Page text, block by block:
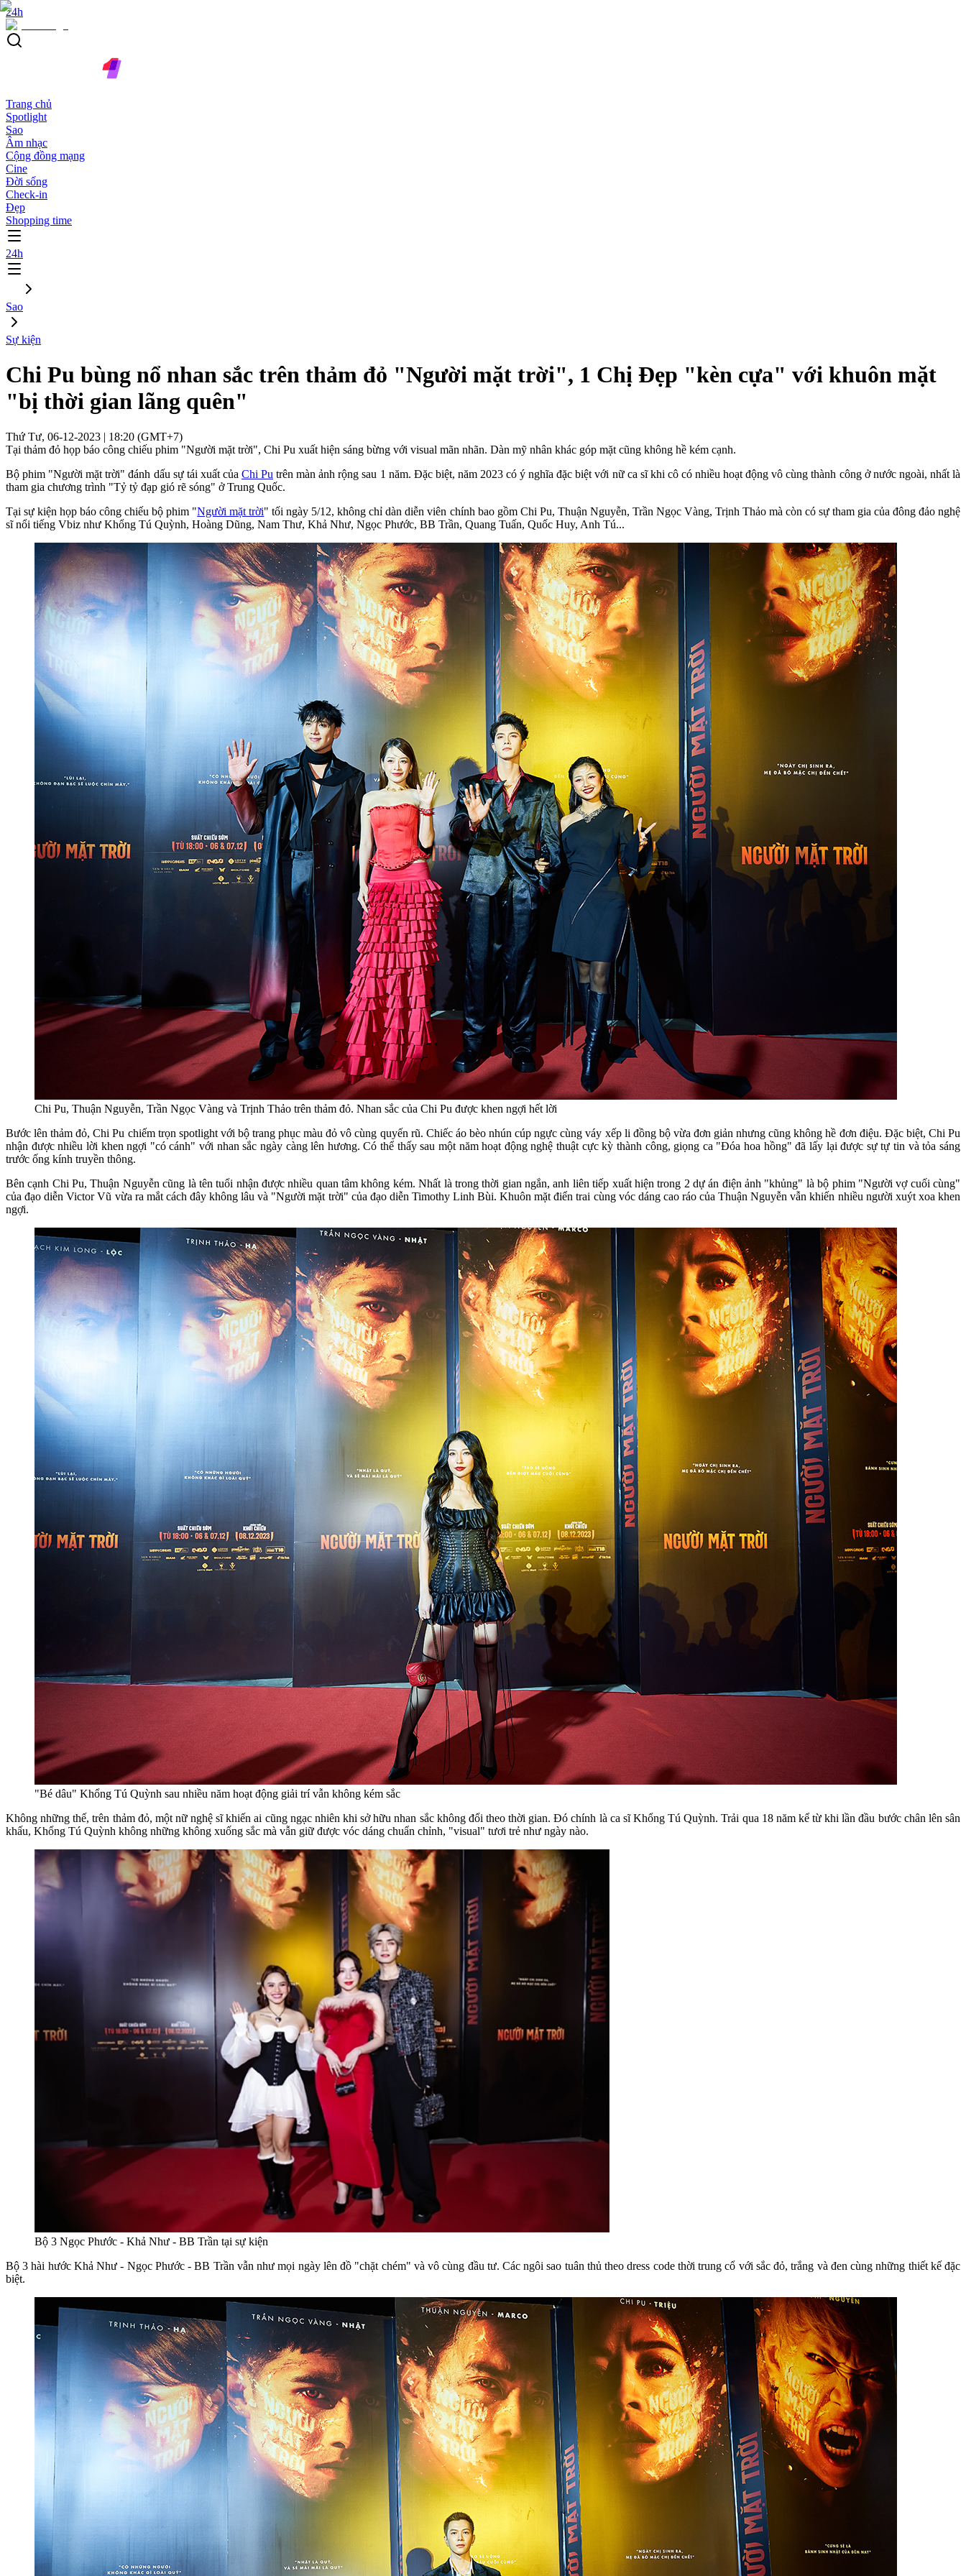
24h
Trang chủ
Spotlight
Sao
Âm nhạc
Cộng đồng mạng
Cine
Đời sống
Check-in
Đẹp
Shopping time
24h
Sao
Sự kiện
Chi Pu bùng nổ nhan sắc trên thảm đỏ "Người mặt trời", 1 Chị Đẹp "kèn cựa" với khuôn mặt
"bị thời gian lãng quên"
Thứ Tư, 06-12-2023 | 18:20 (GMT+7)
Tại thảm đỏ họp báo công chiếu phim "Người mặt trời", Chi Pu xuất hiện sáng bừng với visual mãn nhãn. Dàn mỹ nhân khác góp mặt cũng không hề kém cạnh.
Bộ phim "Người mặt trời" đánh dấu sự tái xuất của Chi Pu trên màn ảnh rộng sau 1 năm. Đặc biệt, năm 2023 có ý nghĩa đặc biệt với nữ ca sĩ khi cô có nhiều hoạt động vô cùng thành công ở nước ngoài, nhất là
tham gia chương trình "Tỷ tỷ đạp gió rẽ sóng" ở Trung Quốc.
Tại sự kiện họp báo công chiếu bộ phim "Người mặt trời" tối ngày 5/12, không chỉ dàn diễn viên chính bao gồm Chi Pu, Thuận Nguyễn, Trần Ngọc Vàng, Trịnh Thảo mà còn có sự tham gia của đông đảo nghệ
sĩ nổi tiếng Vbiz như Khổng Tú Quỳnh, Hoàng Dũng, Nam Thư, Khả Như, Ngọc Phước, BB Trần, Quang Tuấn, Quốc Huy, Anh Tú...
Chi Pu, Thuận Nguyễn, Trần Ngọc Vàng và Trịnh Thảo trên thảm đỏ. Nhan sắc của Chi Pu được khen ngợi hết lời
Bước lên thảm đỏ, Chi Pu chiếm trọn spotlight với bộ trang phục màu đỏ vô cùng quyến rũ. Chiếc áo bèo nhún cúp ngực cùng váy xếp li đồng bộ vừa đơn giản nhưng cũng không hề đơn điệu. Đặc biệt, Chi Pu
nhận được nhiều lời khen ngợi "có cánh" với nhan sắc ngày càng lên hương. Có thể thấy sau một năm hoạt động nghệ thuật cực kỳ thành công, giọng ca "Đóa hoa hồng" đã lấy lại được sự tự tin và tỏa sáng
trước ống kính truyền thông.
Bên cạnh Chi Pu, Thuận Nguyễn cũng là tên tuổi nhận được nhiều quan tâm không kém. Nhất là trong thời gian ngắn, anh liên tiếp xuất hiện trong 2 dự án điện ảnh "khủng" là bộ phim "Người vợ cuối cùng"
của đạo diễn Victor Vũ vừa ra mắt cách đây không lâu và "Người mặt trời" của đạo diễn Timothy Linh Bùi. Khuôn mặt điển trai cùng vóc dáng cao ráo của Thuận Nguyễn vẫn khiến nhiều người xuýt xoa khen
ngợi.
"Bé dâu" Khổng Tú Quỳnh sau nhiều năm hoạt động giải trí vẫn không kém sắc
Không những thế, trên thảm đỏ, một nữ nghệ sĩ khiến ai cũng ngạc nhiên khi sở hữu nhan sắc không đổi theo thời gian. Đó chính là ca sĩ Khổng Tú Quỳnh. Trải qua 18 năm kể từ khi lần đầu bước chân lên sân
khấu, Khổng Tú Quỳnh không những không xuống sắc mà vẫn giữ được vóc dáng chuẩn chỉnh, "visual" tươi trẻ như ngày nào.
Bộ 3 Ngọc Phước - Khả Như - BB Trần tại sự kiện
Bộ 3 hài hước Khả Như - Ngọc Phước - BB Trần vẫn như mọi ngày lên đồ "chặt chém" và vô cùng đầu tư. Các ngôi sao tuân thủ theo dress code thời trung cổ với sắc đỏ, trắng và đen cùng những thiết kế đặc
biệt.